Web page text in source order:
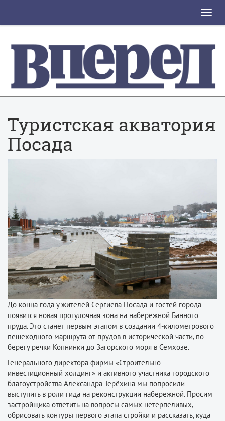
Toggle
Туристская акватория
Посада
До конца года у жителей Сергиева Посада и гостей города
появится новая прогулочная зона на набережной Банного
пруда. Это станет первым этапом в создании 4-километрового
пешеходного маршрута от прудов в исторической части, по
берегу речки Копнинки до Загорского моря в Семхозе.
Генерального директора фирмы «Строительно-
инвестиционный холдинг» и активного участника городского
благоустройства Александра Терёхина мы попросили
выступить в роли гида на реконструкции набережной. Просим
застройщика ответить на вопросы самых нетерпеливых,
обрисовать контуры первого этапа стройки и рассказать, куда